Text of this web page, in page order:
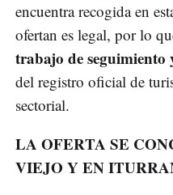
encuentra recogida en
ofertan es legal, por lo
trabajo de seguimiento
del registro oficial de
sectorial.
LA OFERTA SE
VIEJO Y EN